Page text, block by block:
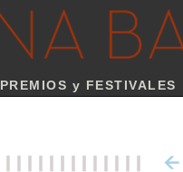
PREMIOS y FESTIVALES